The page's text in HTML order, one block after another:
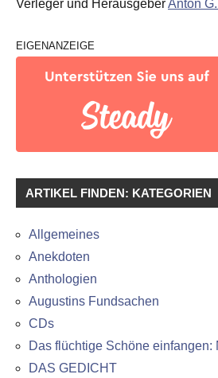
Verleger und HerausgeberAnton
EIGENANZEIGE
ARTIKEL FINDEN: KATEGORIEN
Allgemeines
Anekdoten
Anthologien
Augustins Fundsachen
CDs
Das flüchtige Schöne einfangen:
DAS GEDICHT